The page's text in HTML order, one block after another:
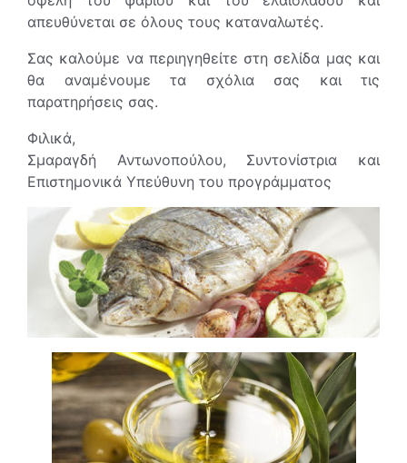
απευθύνεται σε όλους τους καταναλωτές.
Σας καλούμε να περιηγηθείτε στη σελίδα μας και
θα αναμένουμε τα σχόλια σας και τις
παρατηρήσεις σας.
Φιλικά,
Σμαραγδή Αντωνοπούλου, Συντονίστρια και
Επιστημονικά Υπεύθυνη του προγράμματος